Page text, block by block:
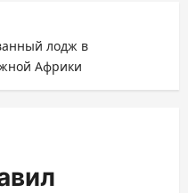
лодж в
Африки